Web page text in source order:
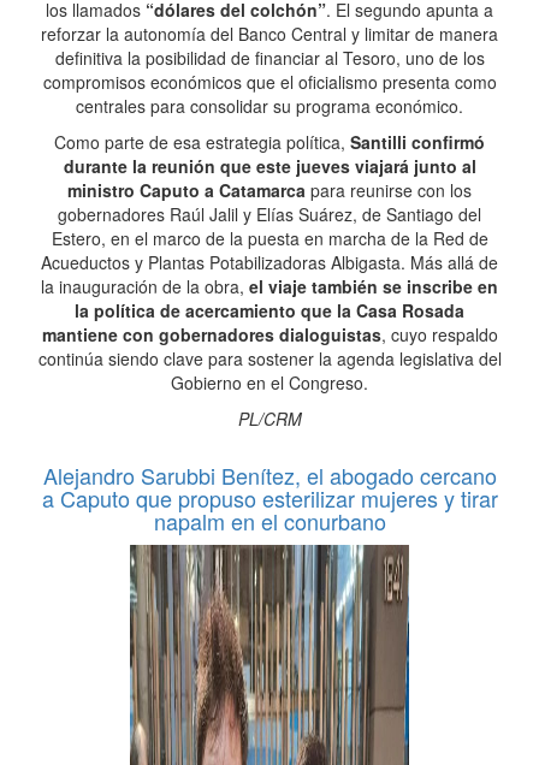
los llamados “dólares del colchón”. El segundo apunta a
reforzar la autonomía del Banco Central y limitar de manera
definitiva la posibilidad de financiar al Tesoro, uno de los
compromisos económicos que el oficialismo presenta como
centrales para consolidar su programa económico.
Como parte de esa estrategia política, Santilli confirmó
durante la reunión que este jueves viajará junto al
ministro Caputo a Catamarca para reunirse con los
gobernadores Raúl Jalil y Elías Suárez, de Santiago del
Estero, en el marco de la puesta en marcha de la Red de
Acueductos y Plantas Potabilizadoras Albigasta. Más allá de
la inauguración de la obra, el viaje también se inscribe en
la política de acercamiento que la Casa Rosada
mantiene con gobernadores dialoguistas, cuyo respaldo
continúa siendo clave para sostener la agenda legislativa del
Gobierno en el Congreso.
PL/CRM
Alejandro Sarubbi Benítez, el abogado cercano
a Caputo que propuso esterilizar mujeres y tirar
napalm en el conurbano